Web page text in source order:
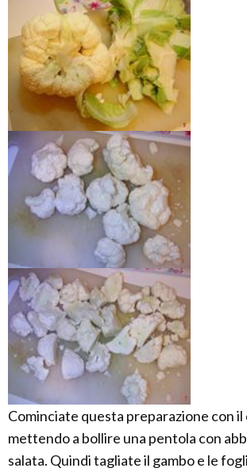
Cominciate questa preparazione con
mettendo a bollire una pentola con
salata. Quindi tagliate il gambo e le